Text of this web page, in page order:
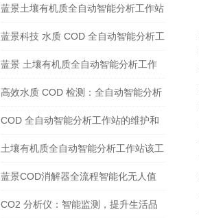
蓝景土壤有机质全自动智能分析工作站
仿生视觉人眼识别滴定系统
蓝景科技 水质 COD 全自动智能分析工
作站：智能互联，引-领检测新潮流
蓝景 土壤有机质全自动智能分析工作
站的检测结果准确吗？
高效水质 COD 检测：全自动智能分析
工作站来袭
COD 全自动智能分析工作站的维护和
保养方法有哪些？
土壤有机质全自动智能分析工作站该工
作站有哪些主要特点和优势
蓝景COD消解器全流程智能化无人值
守运行，方法存储
CO2 分析仪：智能监测，提升生活品